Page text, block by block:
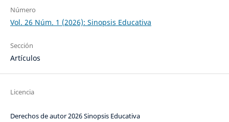
Número
Vol. 26 Núm. 1 (2026): Sinopsis Educativa
Sección
Artículos
Licencia
Derechos de autor 2026 Sinopsis Educativa